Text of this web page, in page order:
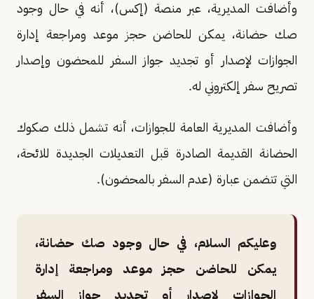
وأضافت المديرية، عبر منصة (إكس)، أنه في حال وجود
صك حضانة، يمكن للحاضن حجز موعد ومراجعة إدارة
الجوازات لإصدار أو تجديد جواز السفر للمحضون وإصدار
تصريح سفر إلكتروني له.
وأضافت المديرية العامة للجوازات، أنه تشمل ذلك صكوك
الحضانة القديمة الصادرة قبل التعديلات الجديدة للائحة،
التي تتضمن عبارة (عدم السفر بالمحضون).
وعليكم السلام، في حال وجود صك حضانة،
يمكن للحاضن حجز موعد ومراجعة إدارة
الجوازات لإصدار أو تجديد جواز السفر